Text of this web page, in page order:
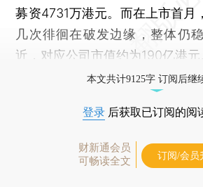
募资4731万港元。而在上市首月
几次徘徊在破发边缘，整体仍
近，对应公司市值约为190亿港元
本文共计9125字 订阅后继
登录 后获取已订阅的阅
财新通会员
可畅读全文
订阅/会员